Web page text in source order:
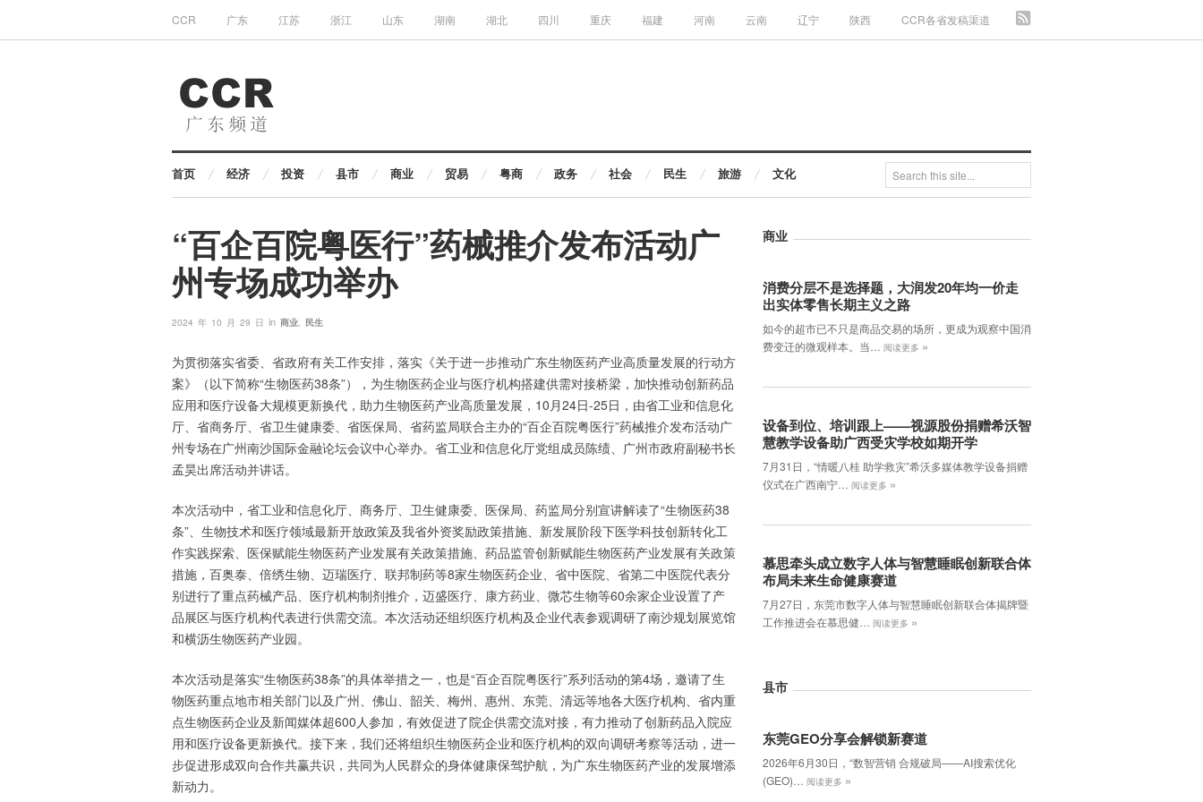
CCR 广东 江苏 浙江 山东 湖南 湖北 四川 重庆 福建 河南 云南 辽宁 陕西 CCR各省发稿渠道
首页 经济 投资 县市 商业 贸易 粤商 政务 社会 民生 旅游 文化
“百企百院粤医行”药械推介发布活动广
州专场成功举办
2024 年 10 月 29 日 in 商业, 民生
为贯彻落实省委、省政府有关工作安排，落实《关于进一步推动广东生物医药产业高质量发展的行动方
案》（以下简称“生物医药38条”），为生物医药企业与医疗机构搭建供需对接桥梁，加快推动创新药品
应用和医疗设备大规模更新换代，助力生物医药产业高质量发展，10月24日-25日，由省工业和信息化
厅、省商务厅、省卫生健康委、省医保局、省药监局联合主办的“百企百院粤医行”药械推介发布活动广
州专场在广州南沙国际金融论坛会议中心举办。省工业和信息化厅党组成员陈绩、广州市政府副秘书长
孟昊出席活动并讲话。
本次活动中，省工业和信息化厅、商务厅、卫生健康委、医保局、药监局分别宣讲解读了“生物医药38
条”、生物技术和医疗领域最新开放政策及我省外资奖励政策措施、新发展阶段下医学科技创新转化工
作实践探索、医保赋能生物医药产业发展有关政策措施、药品监管创新赋能生物医药产业发展有关政策
措施，百奥泰、倍绣生物、迈瑞医疗、联邦制药等8家生物医药企业、省中医院、省第二中医院代表分
别进行了重点药械产品、医疗机构制剂推介，迈盛医疗、康方药业、微芯生物等60余家企业设置了产
品展区与医疗机构代表进行供需交流。本次活动还组织医疗机构及企业代表参观调研了南沙规划展览馆
和横沥生物医药产业园。
本次活动是落实“生物医药38条”的具体举措之一，也是“百企百院粤医行”系列活动的第4场，邀请了生
物医药重点地市相关部门以及广州、佛山、韶关、梅州、惠州、东莞、清远等地各大医疗机构、省内重
点生物医药企业及新闻媒体超600人参加，有效促进了院企供需交流对接，有力推动了创新药品入院应
用和医疗设备更新换代。接下来，我们还将组织生物医药企业和医疗机构的双向调研考察等活动，进一
步促进形成双向合作共赢共识，共同为人民群众的身体健康保驾护航，为广东生物医药产业的发展增添
新动力。
商业
消费分层不是选择题，大润发20年均一价走
出实体零售长期主义之路
如今的超市已不只是商品交易的场所，更成为观察中国消
费变迁的微观样本。当…
阅读更多 »
设备到位、培训跟上——视源股份捐赠希沃智
慧教学设备助广西受灾学校如期开学
7月31日，“情暖八桂 助学救灾”希沃多媒体教学设备捐赠
仪式在广西南宁…
阅读更多 »
慕思牵头成立数字人体与智慧睡眠创新联合体
布局未来生命健康赛道
7月27日，东莞市数字人体与智慧睡眠创新联合体揭牌暨
工作推进会在慕思健…
阅读更多 »
县市
东莞GEO分享会解锁新赛道
2026年6月30日，‌“数智营销 合规破局——AI搜索优化
(GEO)…
阅读更多 »